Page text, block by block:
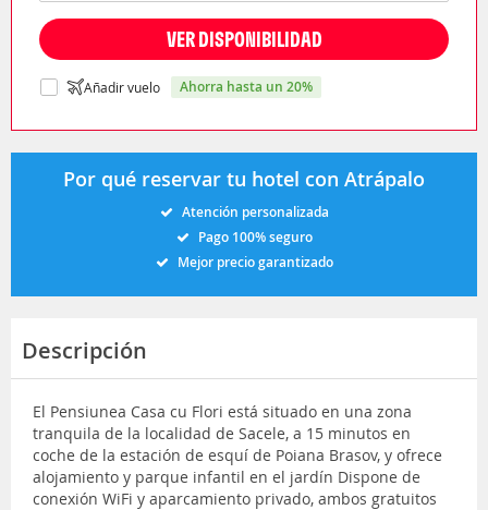
VER DISPONIBILIDAD
Añadir vuelo ahorra hasta un 20%
Por qué reservar tu hotel con Atrápalo
Atención personalizada
Pago 100% seguro
Mejor precio garantizado
Descripción
El Pensiunea Casa cu Flori está situado en una zona
tranquila de la localidad de Sacele, a 15 minutos en
coche de la estación de esquí de Poiana Brasov, y ofrece
alojamiento y parque infantil en el jardín Dispone de
conexión WiFi y aparcamiento privado, ambos gratuitos